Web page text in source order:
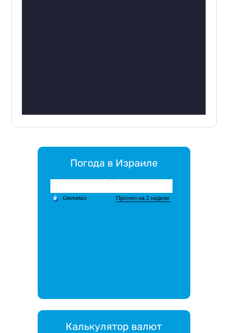
Погода в Израиле
Калькулятор валют